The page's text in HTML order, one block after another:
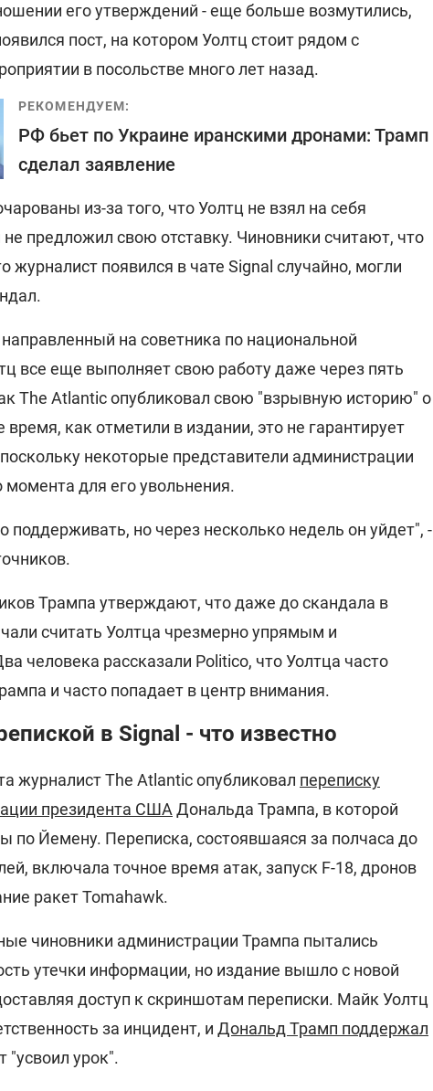
его утверждений - еще больше возмутились,
пост, на котором Уолтц стоит рядом с
в посольстве много лет назад.
РЕКОМЕНДУЕМ:
РФ бьет по Украине иранскими дронами: Трамп
сделал заявление
из-за того, что Уолтц не взял на себя
не предложил свою отставку. Чиновники считают, что
журналист появился в чате Signal случайно, могли
на советника по национальной
все еще выполняет свою работу даже через пять
The Atlantic опубликовал свою "взрывную историю" о
время, как отметили в издании, это не гарантирует
некоторые представители администрации
для его увольнения.
поддерживать, но через несколько недель он уйдет", -
Трампа утверждают, что даже до скандала в
считать Уолтца чрезмерно упрямым и
человека рассказали Politico, что Уолтца часто
и часто попадает в центр внимания.
в Signal - что известно
журналист The Atlantic опубликовал переписку
президента СШАДональда Трампа, в которой
по Йемену. Переписка, состоявшаяся за полчаса до
включала точное время атак, запуск F-18, дронов
ракет Tomahawk.
чиновники администрации Трампа пытались
утечки информации, но издание вышло с новой
доступ к скриншотам переписки. Майк Уолтц
за инцидент, и Дональд Трамп поддержал
"усвоил урок".